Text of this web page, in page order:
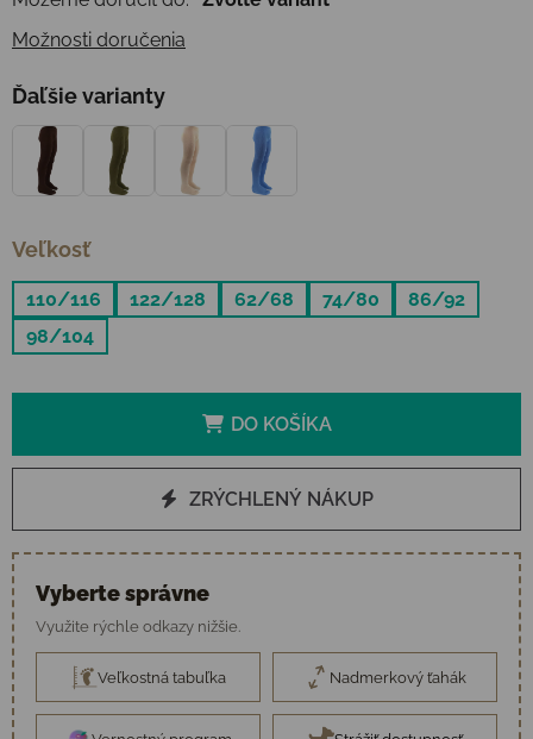
Možnosti doručenia
Ďaľšie varianty
Veľkosť
110/116 122/128 62/68 74/80
86/92
98/104
DO KOŠÍKA
ZRÝCHLENÝ NÁKUP
Vyberte správne
Využite rýchle odkazy nižšie.
Veľkostná tabuľka Nadmerkový ťahák